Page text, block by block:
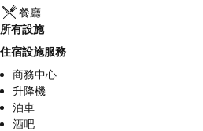
餐廳
所有設施
住宿設施服務
商務中心
升降機
泊車
酒吧